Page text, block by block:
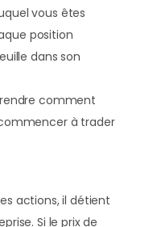
vous êtes
position
dans son
comment
à trader
actions, il détient
Si le prix de